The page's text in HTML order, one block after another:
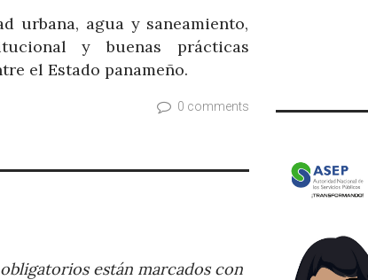
urbana, agua y saneamiento,
y buenas prácticas
el Estado panameño.
0 comments
están marcados con